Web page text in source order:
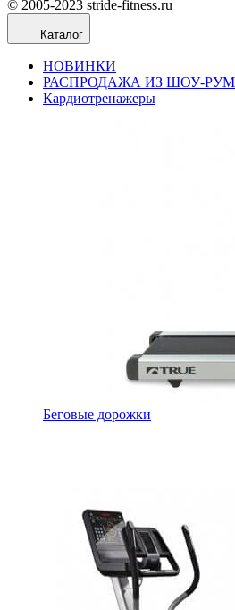
© 2005-2023 stride-fitness.ru
Каталог
НОВИНКИ
РАСПРОДАЖА ИЗ ШОУ-
Кардиотренажеры
Беговые дорожки